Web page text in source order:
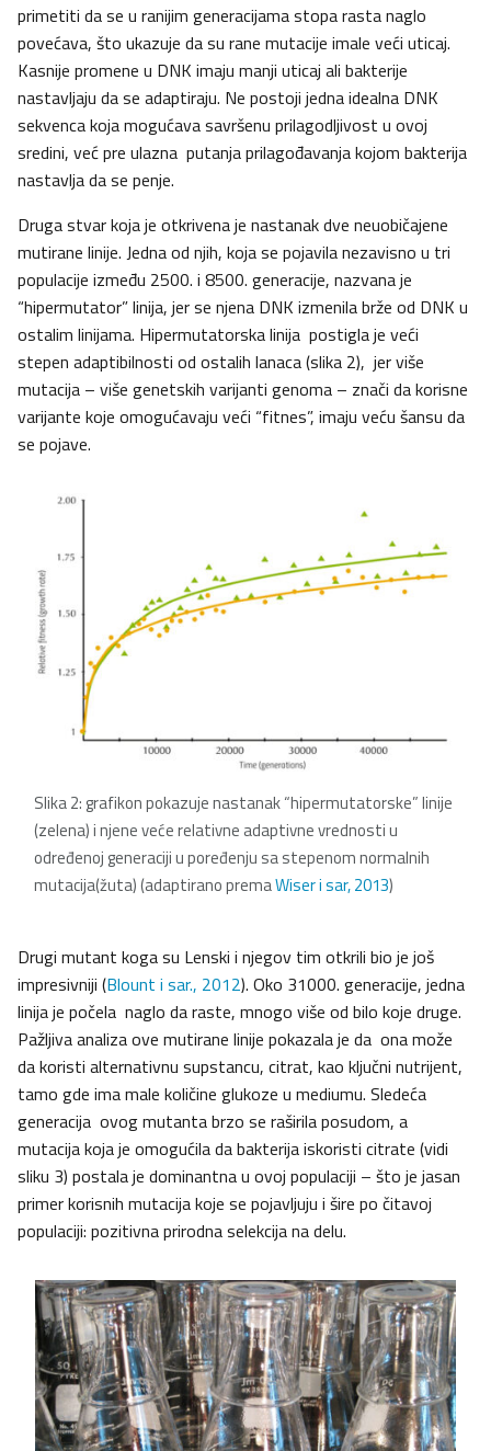
primetiti da se u ranijim generacijama stopa rasta naglo
povećava, što ukazuje da su rane mutacije imale veći uticaj.
Kasnije promene u DNK imaju manji uticaj ali bakterije
nastavljaju da se adaptiraju. Ne postoji jedna idealna DNK
sekvenca koja mogućava savršenu prilagodljivost u ovoj
sredini, već pre ulazna putanja prilagođavanja kojom bakterija
nastavlja da se penje.
Druga stvar koja je otkrivena je nastanak dve neuobičajene
mutirane linije. Jedna od njih, koja se pojavila nezavisno u tri
populacije između 2500. i 8500. generacije, nazvana je
“hipermutator” linija, jer se njena DNK izmenila brže od DNK u
ostalim linijama. Hipermutatorska linija postigla je veći
stepen adaptibilnosti od ostalih lanaca (slika 2), jer više
mutacija – više genetskih varijanti genoma – znači da korisne
varijante koje omogućavaju veći “fitnes”, imaju veću šansu da
se pojave.
Slika 2: grafikon pokazuje nastanak “hipermutatorske” linije
(zelena) i njene veće relativne adaptivne vrednosti u
određenoj generaciji u poređenju sa stepenom normalnih
mutacija(žuta) (adaptirano premaWiser i sar, 2013)
Drugi mutant koga su Lenski i njegov tim otkrili bio je još
impresivniji (Blount i sar., 2012). Oko 31000. generacije, jedna
linija je počela naglo da raste, mnogo više od bilo koje druge.
Pažljiva analiza ove mutirane linije pokazala je da ona može
da koristi alternativnu supstancu, citrat, kao ključni nutrijent,
tamo gde ima male količine glukoze u mediumu. Sledeća
generacija ovog mutanta brzo se raširila posudom, a
mutacija koja je omogućila da bakterija iskoristi citrate (vidi
sliku 3) postala je dominantna u ovoj populaciji – što je jasan
primer korisnih mutacija koje se pojavljuju i šire po čitavoj
populaciji: pozitivna prirodna selekcija na delu.